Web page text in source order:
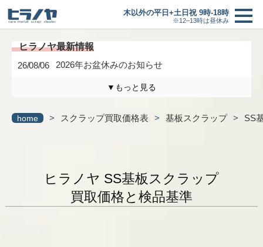
木以外の平日+土日祝 9時-18時
※12–13時は昼休み
買取の流れ
新着情報
26/08/06 2026年お盆休みのお知らせ
▼もっと見る
最新情報一覧へ
home > スクラップ買取価格表 > 基板スクラップ > SS
ヒラノヤ SS基板スクラップ
買取価格と検品基準